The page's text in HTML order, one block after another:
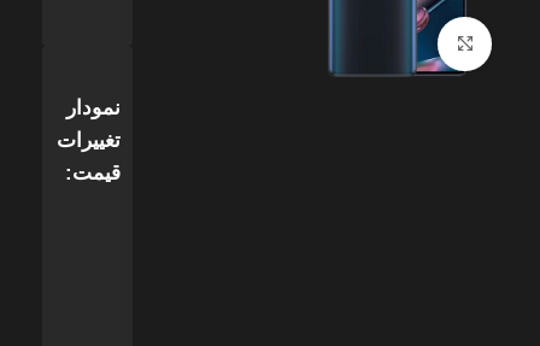
بزرگنمایی تصویر
نمودار
تغییرات
قیمت: